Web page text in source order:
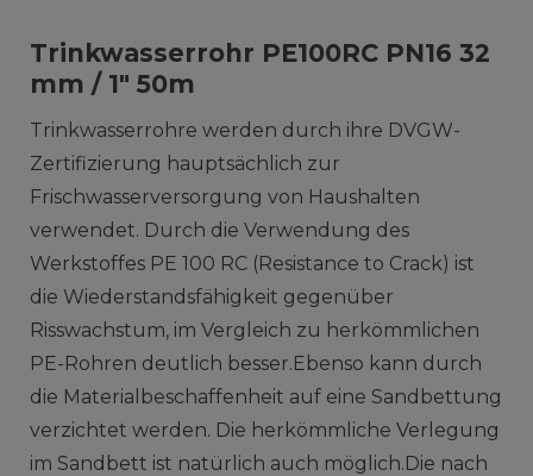
Trinkwasserrohr PE100RC PN16 32
mm / 1" 50m
Trinkwasserrohre werden durch ihre DVGW-
Zertifizierung hauptsächlich zur
Frischwasserversorgung von Haushalten
verwendet. Durch die Verwendung des
Werkstoffes PE 100 RC (Resistance to Crack) ist
die Wiederstandsfähigkeit gegenüber
Risswachstum, im Vergleich zu herkömmlichen
PE-Rohren deutlich besser.Ebenso kann durch
die Materialbeschaffenheit auf eine Sandbettung
verzichtet werden. Die herkömmliche Verlegung
im Sandbett ist natürlich auch möglich.Die nach